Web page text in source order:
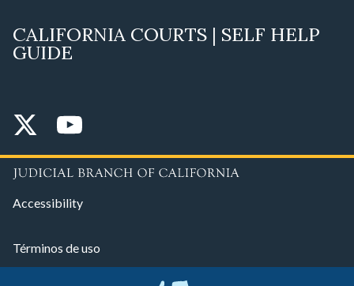
CALIFORNIA COURTS | SELF HELP
GUIDE
Accessibility
Términos de uso